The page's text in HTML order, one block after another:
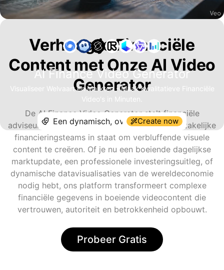
AI Finance Video Generator
Visualiseer Welvaart en Markten - Maak Kwalitatieve Financiële
Video's in Minuten.
Create now
Verhoog je Financiële
Content met Onze AI Video
Generator
De AI Finance Video Generator stelt financiële
adviseurs, fin-influencers, crypto-analisten en zakelijke
financieringsteams in staat om verbluffende visuele
content te creëren. Of je nu een boeiende dagelijkse
marktupdate, een professionele investeringsuitleg, of
dynamische datavisualisaties van de wereldeconomie
nodig hebt, ons platform transformeert complexe
financiële gegevens in boeiende videocontent die
vertrouwen, autoriteit en betrokkenheid opbouwt.
Probeer Gratis